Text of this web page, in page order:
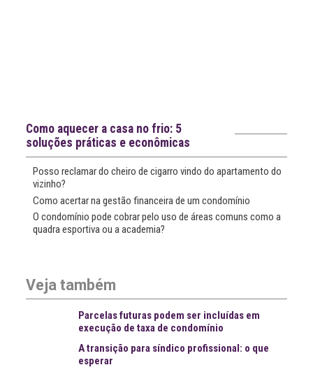
Notícias recentes
Como aquecer a casa no frio: 5
soluções práticas e econômicas
Posso reclamar do cheiro de cigarro vindo do apartamento do
vizinho?
Como acertar na gestão financeira de um condomínio
O condomínio pode cobrar pelo uso de áreas comuns como a
quadra esportiva ou a academia?
Veja também
Parcelas futuras podem ser incluídas em
execução de taxa de condomínio
A transição para síndico profissional: o que
esperar